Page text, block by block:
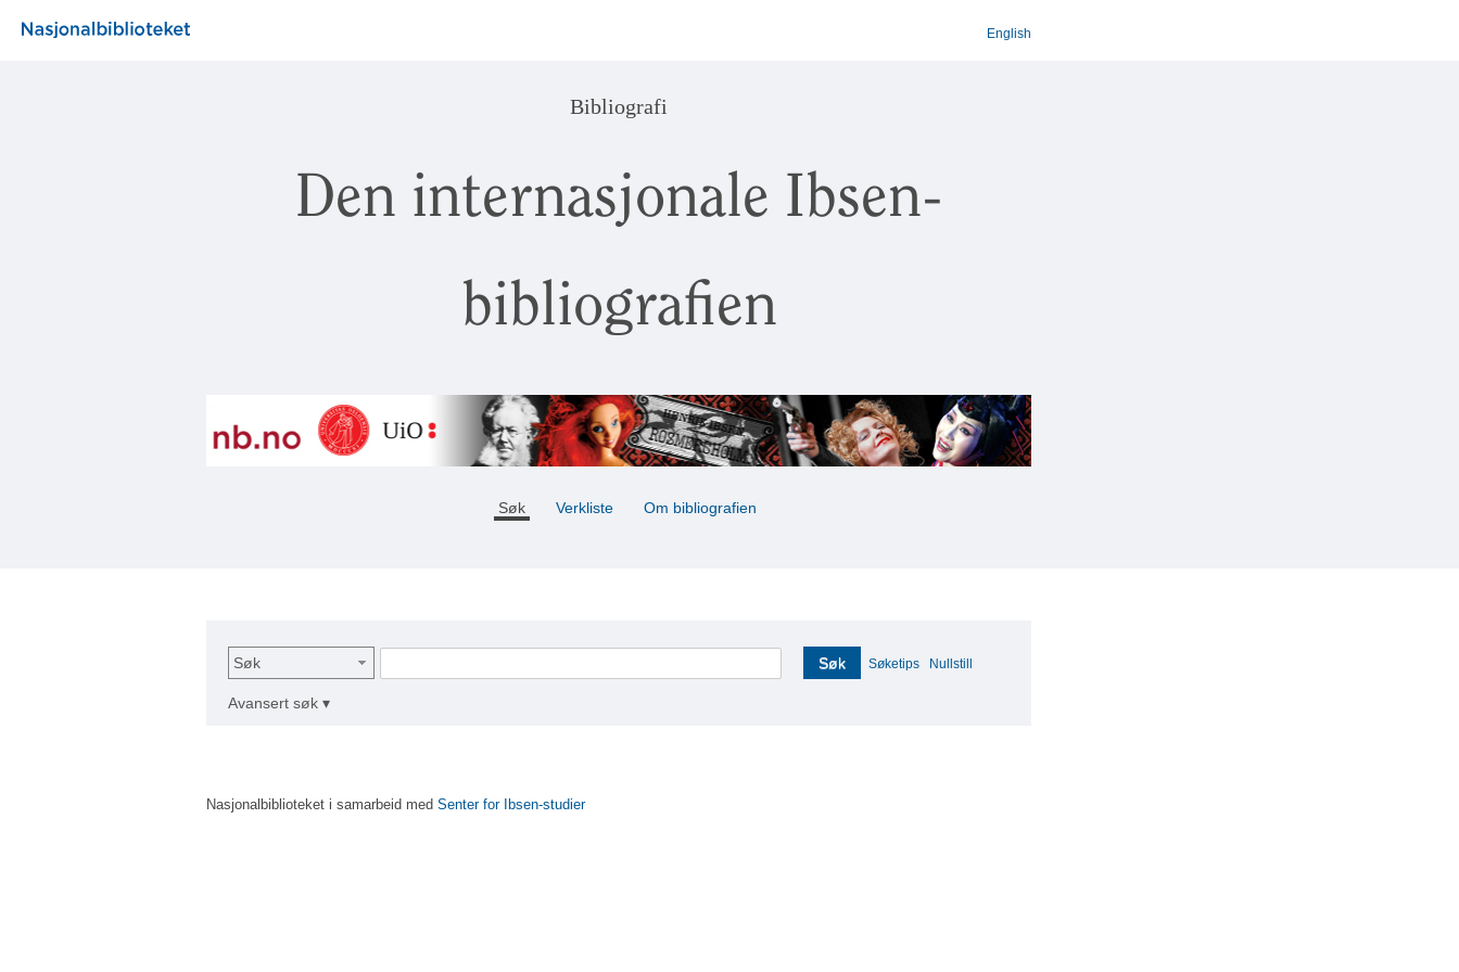
English
Bibliografi
Den internasjonale Ibsen-
bibliografien
Søk Verkliste Om bibliografien
Søk Søk Søketips Nullstill
Avansert søk ▾
Nasjonalbiblioteket i samarbeid med Senter for Ibsen-studier